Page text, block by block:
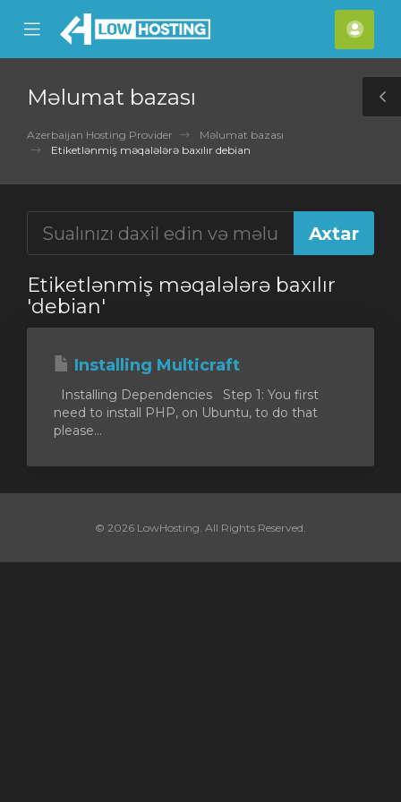
Mobile
Menu
Məlumat bazası
Azerbaijan Hosting Provider
Məlumat bazası
Etiketlənmiş məqalələrə baxılır debian
Etiketlənmiş məqalələrə baxılır
'debian'
Installing Multicraft
Installing Dependencies Step 1: You first
need to install PHP, on Ubuntu, to do that
please...
© 2026 LowHosting. All Rights Reserved.